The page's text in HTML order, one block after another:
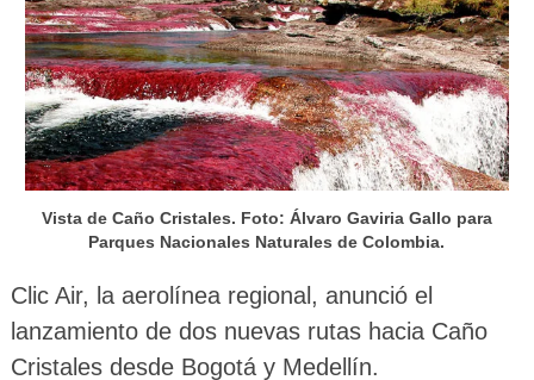
Vista de Caño Cristales. Foto: Álvaro Gaviria Gallo para
Parques Nacionales Naturales de Colombia.
Clic Air, la aerolínea regional, anunció el
lanzamiento de dos nuevas rutas hacia Caño
Cristales desde Bogotá y Medellín.